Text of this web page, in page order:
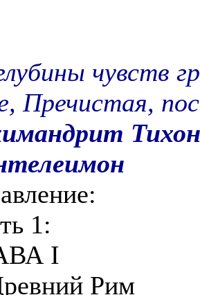
чувств
Пречистая,
1:
I
Рим